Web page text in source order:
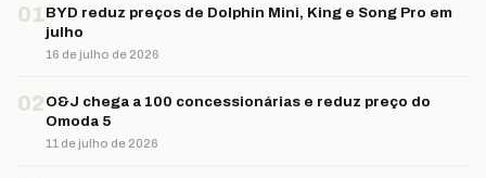
01BYD reduz preços de Dolphin Mini, King e Song Pro em
julho
16 de julho de 2026
02 O&J chega a 100 concessionárias e reduz preço do
Omoda 5
11 de julho de 2026